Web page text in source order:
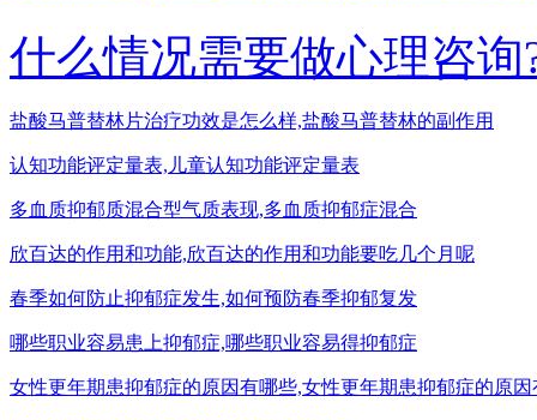
什么情况需要做心理咨询
盐酸马普替林片治疗功效是怎么样,盐酸马普替林的副作用
认知功能评定量表,儿童认知功能评定量表
多血质抑郁质混合型气质表现,多血质抑郁症混合
欣百达的作用和功能,欣百达的作用和功能要吃几个月呢
春季如何防止抑郁症发生,如何预防春季抑郁复发
哪些职业容易患上抑郁症,哪些职业容易得抑郁症
女性更年期患抑郁症的原因有哪些,女性更年期患抑郁症的原